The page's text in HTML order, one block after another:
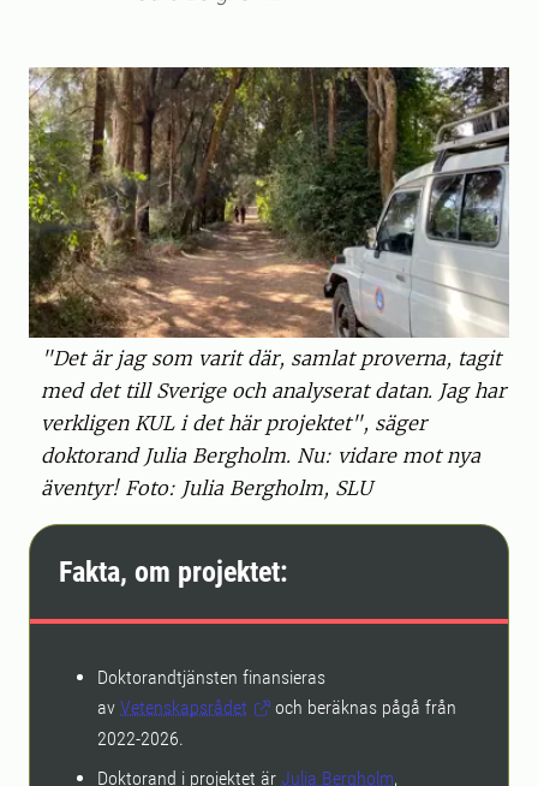
"Det är jag som varit där, samlat proverna, tagit
med det till Sverige och analyserat datan. Jag har
verkligen KUL i det här projektet", säger
doktorand Julia Bergholm. Nu: vidare mot nya
äventyr! Foto: Julia Bergholm, SLU
Fakta, om projektet:
Doktorandtjänsten finansieras
av Vetenskapsrådet
och beräknas pågå från
2022-2026.
Doktorand i projektet är Julia Bergholm,